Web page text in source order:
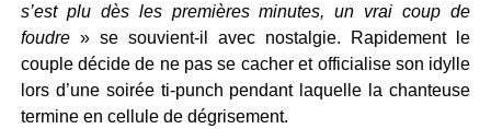
s’est plu dès les premières minutes, un vrai coup de
foudre» se souvient-il avec nostalgie. Rapidement le
couple décide de ne pas se cacher et officialise son idylle
lors d’une soirée ti-punch pendant laquelle la chanteuse
termine en cellule de dégrisement.